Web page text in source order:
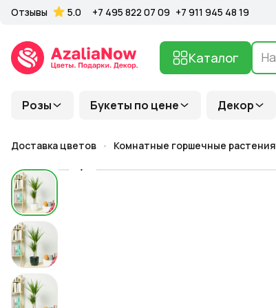
Розы Букеты по цене Декор
Каталог
Отзывы 5.0 +7 495 822 07 09 +7 911 945 48 19
Доставка цветов Комнатные горшечные растения